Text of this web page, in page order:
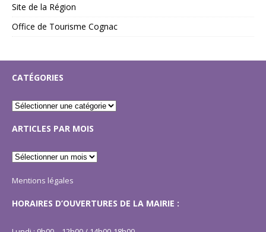
Site de la Région
Office de Tourisme Cognac
CATÉGORIES
ARTICLES PAR MOIS
Mentions légales
HORAIRES D’OUVERTURES DE LA MAIRIE :